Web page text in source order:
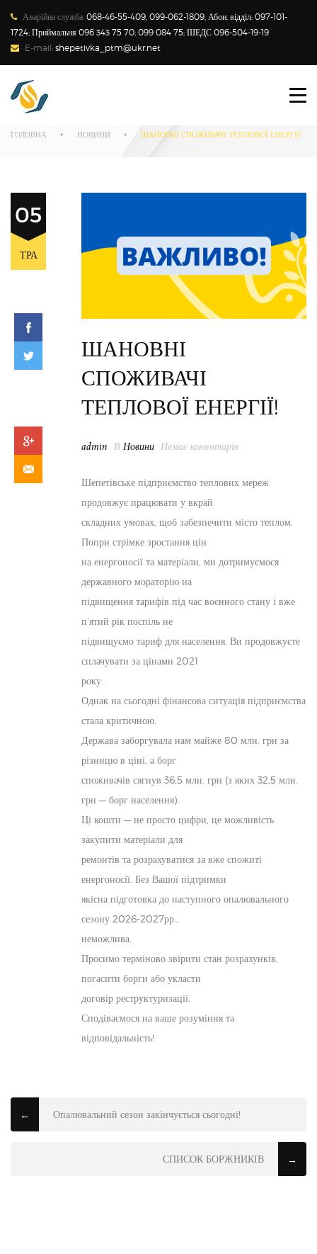
Аварійна служба: 068-46-55-409, 099-062-1809, Абон. відділ: 097-101-
1724; Приймальня 096 343 75 70; 099 084 75; ШЕДС 096-504-19-19
E-mail: shepetivka_ptm@ukr.net
СПОЖИВАЧАМ
НОВИНИ
ТАРИФИ
ТЕХНІЧНИЙ МЕНЕДЖМЕНТ
Наші новини
ГОЛОВНА НОВИНИ ШАНОВНІ СПОЖИВАЧІ ТЕПЛОВОЇ ЕНЕРГІЇ!
05
ТРА
ШАНОВНІ
СПОЖИВАЧІ
ТЕПЛОВОЇ ЕНЕРГІЇ!
admin В Новини Немає коментарів
Шепетівське підприємство теплових мереж
продовжує працювати у вкрай
складних умовах, щоб забезпечити місто теплом.
Попри стрімке зростання цін
на енергоносії та матеріали, ми дотримуємося
державного мораторію на
підвищення тарифів під час воєнного стану і вже
п’ятий рік поспіль не
підвищуємо тариф для населення. Ви продовжуєте
сплачувати за цінами 2021
року.
Однак на сьогодні фінансова ситуація підприємства
стала критичною.
Держава заборгувала нам майже 80 млн. грн за
різницю в ціні, а борг
споживачів сягнув 36,5 млн. грн (з яких 32,5 млн.
грн — борг населення).
Ці кошти — не просто цифри, це можливість
закупити матеріали для
ремонтів та розрахуватися за вже спожиті
енергоносії. Без Вашої підтримки
якісна підготовка до наступного опалювального
сезону 2026-2027рр.,
неможлива.
Просимо терміново звірити стан розрахунків,
погасити борги або укласти
договір реструктуризації.
Сподіваємося на ваше розуміння та
відповідальність!
← Опалювальний сезон закінчується сьогодні!
СПИСОК БОРЖНИКІВ →